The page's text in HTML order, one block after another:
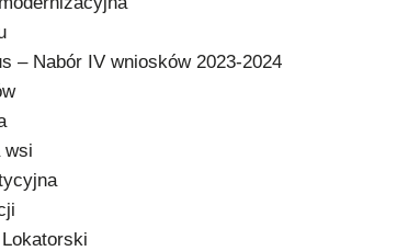
– Nabór IV wniosków 2023-2024
wsi